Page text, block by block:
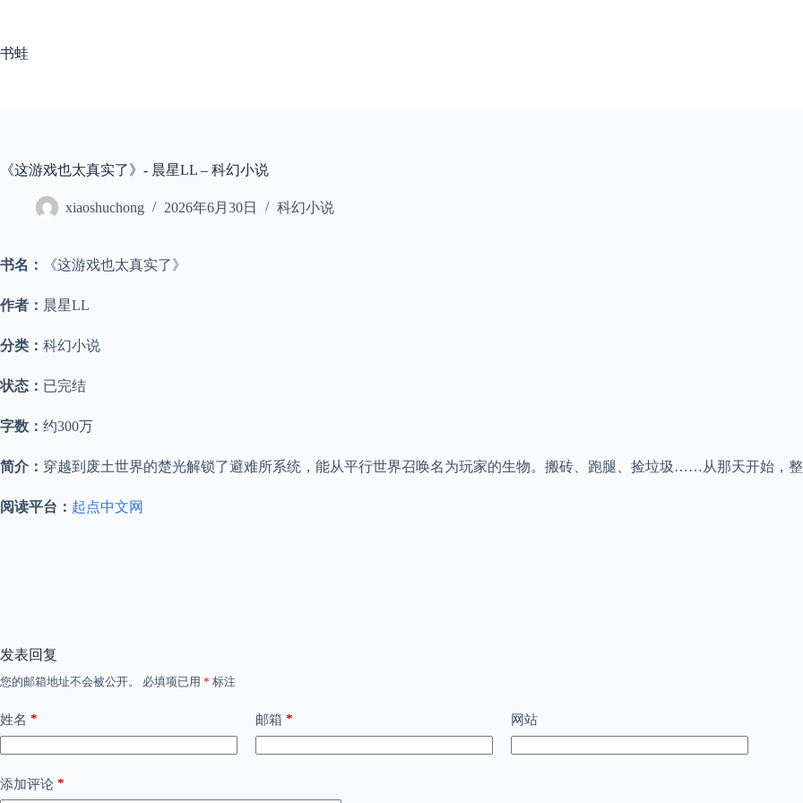
内
容
书蛙
《这游戏也太真实了》- 晨星LL – 科幻小说
xiaoshuchong 2026年6月30日 科幻小说
书名： 《这游戏也太真实了》
作者： 晨星LL
分类： 科幻小说
状态： 已完结
字数： 约300万
简介： 穿越到废土世界的楚光解锁了避难所系统，能从平行世界召唤名为玩家的生物。搬砖、跑腿、捡垃圾……从那天开始，
阅读平台： 起点中文网
发表回复
您的邮箱地址不会被公开。 必填项已用 * 标注
姓名 * 邮箱 * 网站
添加评论 *